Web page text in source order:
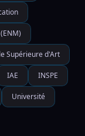
Supérieure d'Art
IAE INSPE
Université